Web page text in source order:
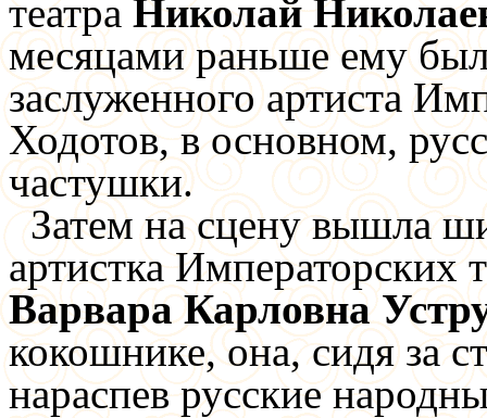
театра Николай
месяцами раньше ему
заслуженного артиста
Ходотов, в основном,
частушки.
Затем на сцену вышла
артистка Императорских
Варвара Карловна
кокошнике, она, сидя за
нараспев русские